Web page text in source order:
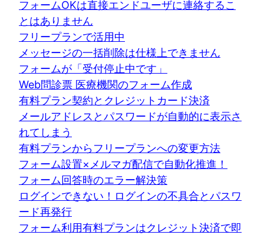
フォームOKは直接エンドユーザに連絡するこ
とはありません
フリープランで活用中
メッセージの一括削除は仕様上できません
フォームが「受付停止中です」
Web問診票 医療機関のフォーム作成
有料プラン契約とクレジットカード決済
メールアドレスとパスワードが自動的に表示さ
れてしまう
有料プランからフリープランへの変更方法
フォーム設置×メルマガ配信で自動化推進！
フォーム回答時のエラー解決策
ログインできない！ログインの不具合とパスワ
ード再発行
フォーム利用有料プランはクレジット決済で即